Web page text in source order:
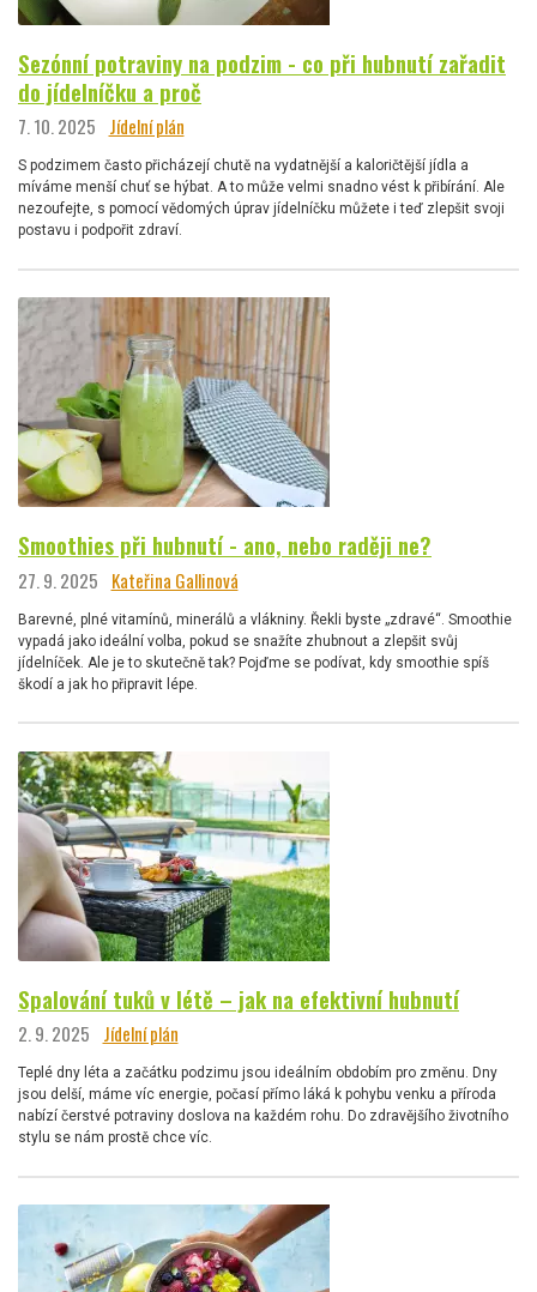
Sezónní potraviny na podzim - co při hubnutí zařadit
do jídelníčku a proč
7. 10. 2025 Jídelní plán
S podzimem často přicházejí chutě na vydatnější a kaloričtější jídla a
míváme menší chuť se hýbat. A to může velmi snadno vést k přibírání. Ale
nezoufejte, s pomocí vědomých úprav jídelníčku můžete i teď zlepšit svoji
postavu i podpořit zdraví.
Smoothies při hubnutí - ano, nebo raději ne?
27. 9. 2025 Kateřina Gallinová
Barevné, plné vitamínů, minerálů a vlákniny. Řekli byste „zdravé“. Smoothie
vypadá jako ideální volba, pokud se snažíte zhubnout a zlepšit svůj
jídelníček. Ale je to skutečně tak? Pojďme se podívat, kdy smoothie spíš
škodí a jak ho připravit lépe.
Spalování tuků v létě – jak na efektivní hubnutí
2. 9. 2025 Jídelní plán
Teplé dny léta a začátku podzimu jsou ideálním obdobím pro změnu. Dny
jsou delší, máme víc energie, počasí přímo láká k pohybu venku a příroda
nabízí čerstvé potraviny doslova na každém rohu. Do zdravějšího životního
stylu se nám prostě chce víc.